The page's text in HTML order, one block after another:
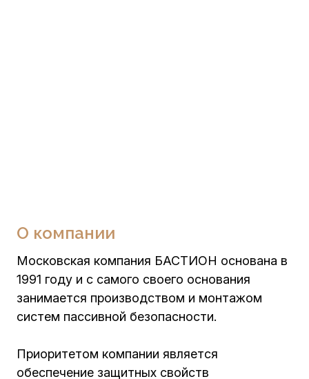
О компании
Московская компания БАСТИОН основана в
1991 году и с самого своего основания
занимается производством и монтажом
систем пассивной безопасности.
Приоритетом компании является
обеспечение защитных свойств